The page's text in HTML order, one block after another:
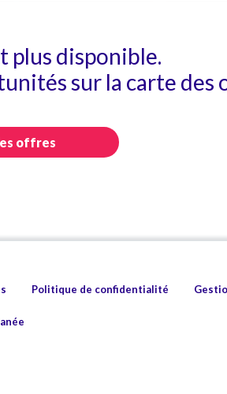
plus disponible.
sur la carte des
offres
Politique de confidentialité